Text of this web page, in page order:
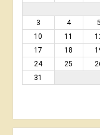
3
4 5
10
11
17
18
24
25
31